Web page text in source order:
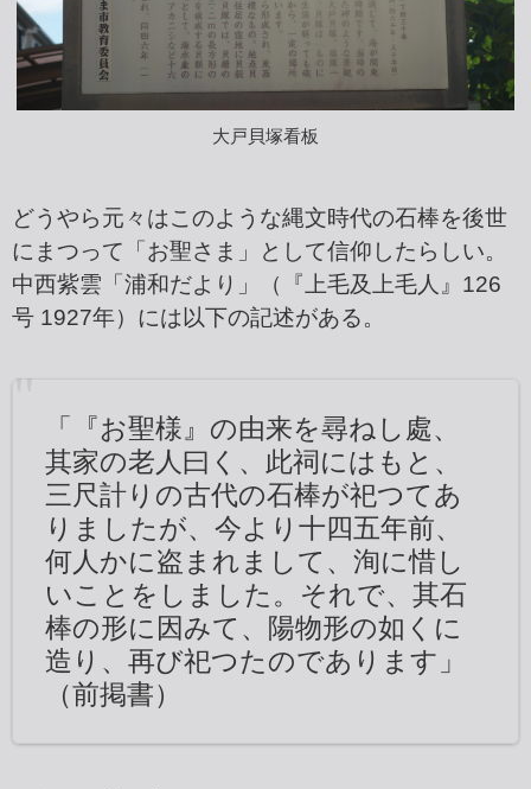
大戸貝塚看板
どうやら元々はこのような縄文時代の石棒を後世
にまつって「お聖さま」として信仰したらしい。
中西紫雲「浦和だより」（『上毛及上毛人』126
号 1927年）には以下の記述がある。
「『お聖様』の由来を尋ねし處、
其家の老人曰く、此祠にはもと、
三尺計りの古代の石棒が祀つてあ
りましたが、今より十四五年前、
何人かに盗まれまして、洵に惜し
いことをしました。それで、其石
棒の形に因みて、陽物形の如くに
造り、再び祀つたのであります」
（前掲書）